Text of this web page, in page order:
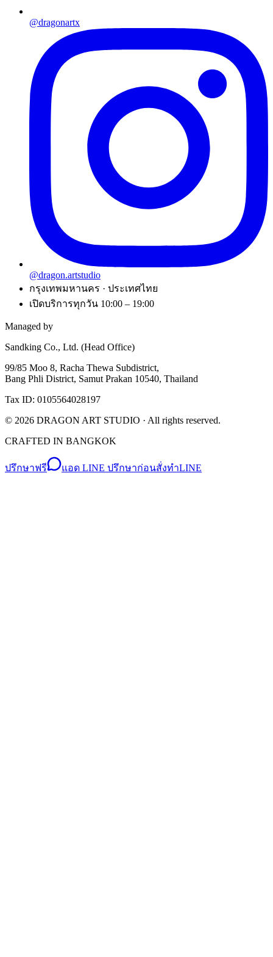
@dragonartx
@dragon.artstudio
กรุงเทพมหานคร · ประเทศไทย
เปิดบริการทุกวัน 10:00 – 19:00
Managed by
Sandking Co., Ltd. (Head Office)
99/85 Moo 8, Racha Thewa Subdistrict,
Bang Phli District, Samut Prakan 10540, Thailand
Tax ID: 0105564028197
© 2026 DRAGON ART STUDIO · All rights reserved.
CRAFTED IN BANGKOK
ปรึกษาฟรี แอด LINE ปรึกษาก่อนสั่งทำLINE